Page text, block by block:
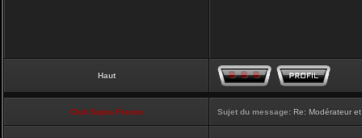
Haut
Club Supra France Sujet du message: Re: Modérateur